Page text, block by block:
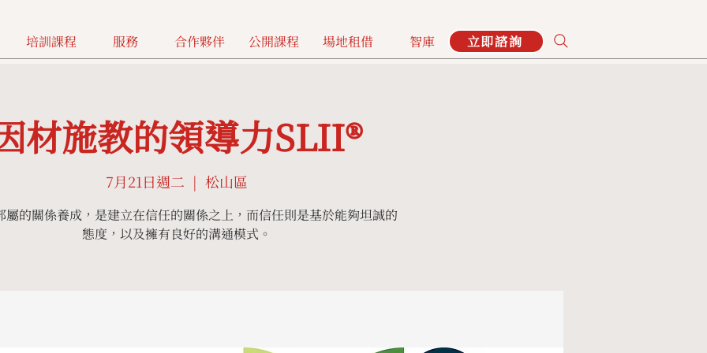
培訓課程 服務 合作夥伴 公開課程 場地租借 智庫 立即諮詢
材施教的領導力SLII®
7月21日週二
  |
松山區
屬的關係養成，是建立在信任的關係之上，而信任則是基於能夠坦誠的
態度，以及擁有良好的溝通模式。